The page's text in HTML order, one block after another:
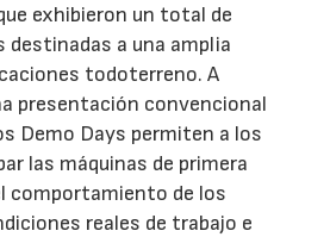
exhibieron un total de
destinadas a una amplia
todoterreno. A
presentación convencional
Demo Days permiten a los
las máquinas de primera
comportamiento de los
reales de trabajo e